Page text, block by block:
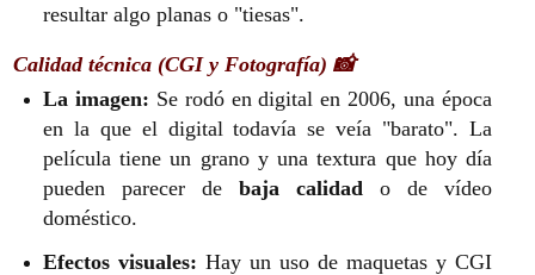
resultar algo planas o "tiesas".
Calidad técnica (CGI y Fotografía) 📸
La imagen: Se rodó en digital en 2006, una época
en la que el digital todavía se veía "barato". La
película tiene un grano y una textura que hoy día
pueden parecer de baja calidad o de vídeo
doméstico.
Efectos visuales: Hay un uso de maquetas y CGI